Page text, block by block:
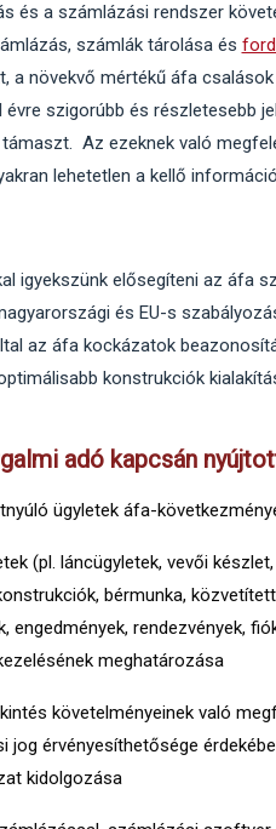
és a számlázási rendszer
számlák tárolása és
a növekvő mértékű áfa
szigorúbb és részletesebb
Az ezeknek való
lehetetlen a kellő
igyekszünk elősegíteni az áfa
és EU-s
az áfa kockázatok
konstrukciók
adó kapcsán
ügyletek áfa-
(pl. láncügyletek, vevői
bérmunka,
engedmények, rendezvények,
meghatározása
követelményeinek való
jog érvényesíthetősége
kidolgozása